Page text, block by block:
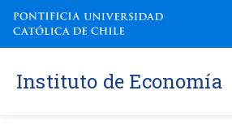
Instituto de Economía